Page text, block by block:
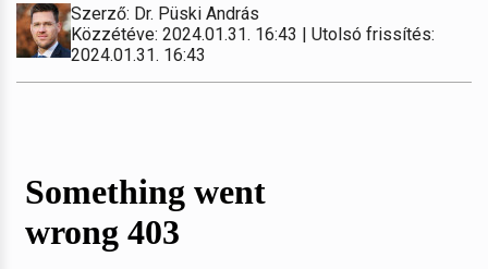
Szerző: Dr. Püski András
Közzétéve: 2024.01.31. 16:43 | Utolsó frissítés:
2024.01.31. 16:43